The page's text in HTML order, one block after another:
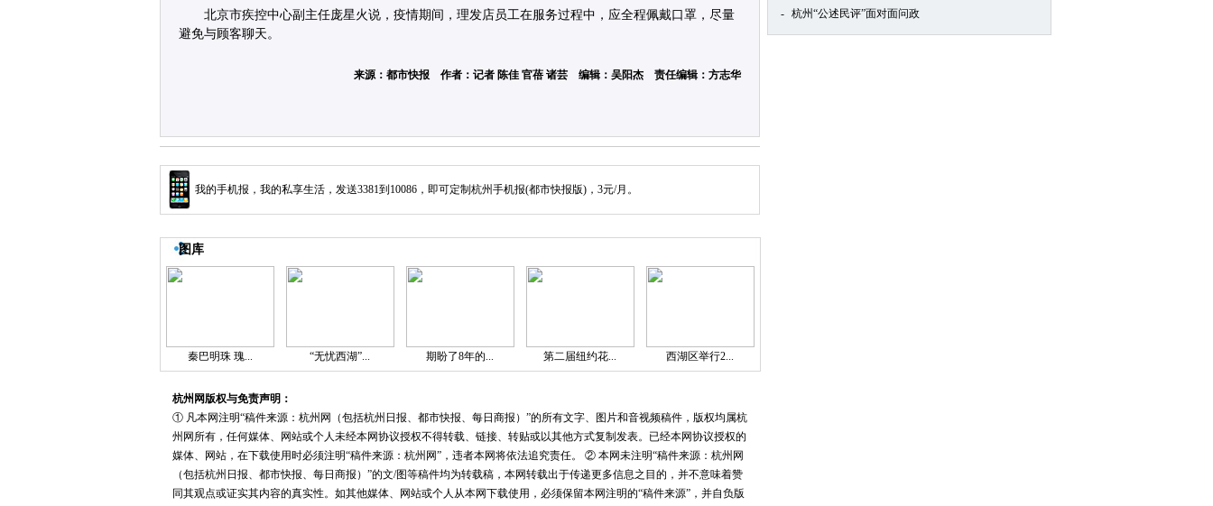
北京市疾控中心副主任庞星火说，疫情期间，理发店员工在服务过程中，应全程佩戴口罩，尽量
避免与顾客聊天。
来源：都市快报 作者：记者 陈佳 官蓓 诸芸 编辑：吴阳杰 责任编辑：方志华
我的手机报，我的私享生活，发送3381到10086，即可定制杭州手机报(都市快报版)，3元/月。
图库
秦巴明珠 瑰... “无忧西湖”... 期盼了8年的... 第二届纽约花... 西湖区举行2...
杭州网版权与免责声明：
① 凡本网注明“稿件来源：杭州网（包括杭州日报、都市快报、每日商报）”的所有文字、图片和音视频稿件，版权均属杭
州网所有，任何媒体、网站或个人未经本网协议授权不得转载、链接、转贴或以其他方式复制发表。已经本网协议授权的
媒体、网站，在下载使用时必须注明“稿件来源：杭州网”，违者本网将依法追究责任。 ② 本网未注明“稿件来源：杭州网
（包括杭州日报、都市快报、每日商报）”的文/图等稿件均为转载稿，本网转载出于传递更多信息之目的，并不意味着赞
同其观点或证实其内容的真实性。如其他媒体、网站或个人从本网下载使用，必须保留本网注明的“稿件来源”，并自负版
- 杭州“公述民评”面对面问政